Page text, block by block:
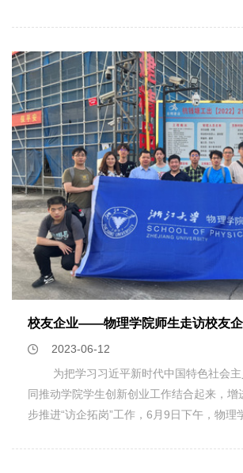
江大学的青年教师和学生展示了墙报，并应
简要介绍了自己的研究工作。与会学者也访
量子计算前瞻研究的阿里巴巴量子实验室，
备和测量平台。量子实验室主任施尧耘博士
绍了实验室的发展历史和愿景，并坦率地回
的问题。会议期间，部分中德学者还参观了
文明史的良渚博物院。 本次会议得到了中
资助。该中心是中国国家自然科学基金委员
会共同成立的科研资助机构，旨在支持两国
科学、管理科学和工程科学等领域的科研合
322010144227李鹏辉320010308928龙泳
郑发铭322010089430张玉梁321010533431
320010573832乔 彬3210101265请被推荐
江大学因公对外交流审批相关要求和流程，
境审批手续。 物理学院2023年6月20日
硕93210105671柯蓁103210105673李坤
旭123210105147刘禹鑫133210101181马
143200102462潘逸宸153210105429潘邹
魏嘉173210101388李世祺183210101063
193210102460江韬203210100232夏梓芸
昊民223210105806徐龙雯233210103452
243200102261杨翰253200104600虞佳豪
靖雯273200102143赵云鹏283210104605
293210101575陈亚弘303220104132陈子
何逸阳 请被推荐的同学仔细阅读浙江大学
相关要求和流程，完成相关因公出国境审
2023年6月12日
2023-06-12
为把学习习近平新时代中国特色社会主
同推动学院学生创新创业工作结合起来，增
步推进“访企拓岗”工作，6月9日下午，物理